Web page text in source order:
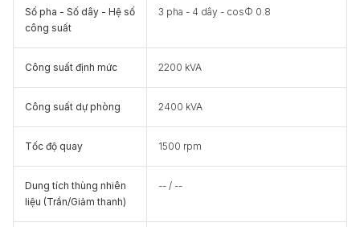
Số pha - Số dây - Hệ số
công suất
3 pha - 4 dây - cosФ 0.8
Công suất định mức 2200 kVA
Công suất dự phòng 2400 kVA
Tốc độ quay 1500 rpm
Dung tích thùng nhiên
liệu (Trần/Giảm thanh)
-- / --